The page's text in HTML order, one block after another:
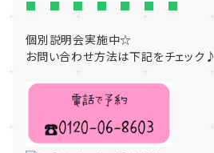
■ ■ ■ ■ ■ ■ ■
個別説明会実施中☆
お問い合わせ方法は下記をチェック♪